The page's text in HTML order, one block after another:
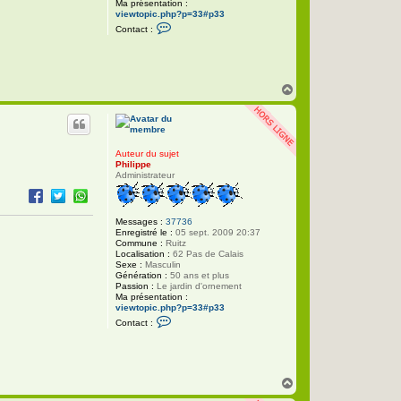
Ma présentation :
viewtopic.php?p=33#p33
Contact :
l
p
p
e
a
u
Auteur du sujet
Philippe
Administrateur
Messages : 37736
Enregistré le : 05 sept. 2009 20:37
Commune : Ruitz
Localisation : 62 Pas de Calais
Sexe : Masculin
Génération : 50 ans et plus
Passion : Le jardin d'ornement
Ma présentation :
viewtopic.php?p=33#p33
Contact :
a